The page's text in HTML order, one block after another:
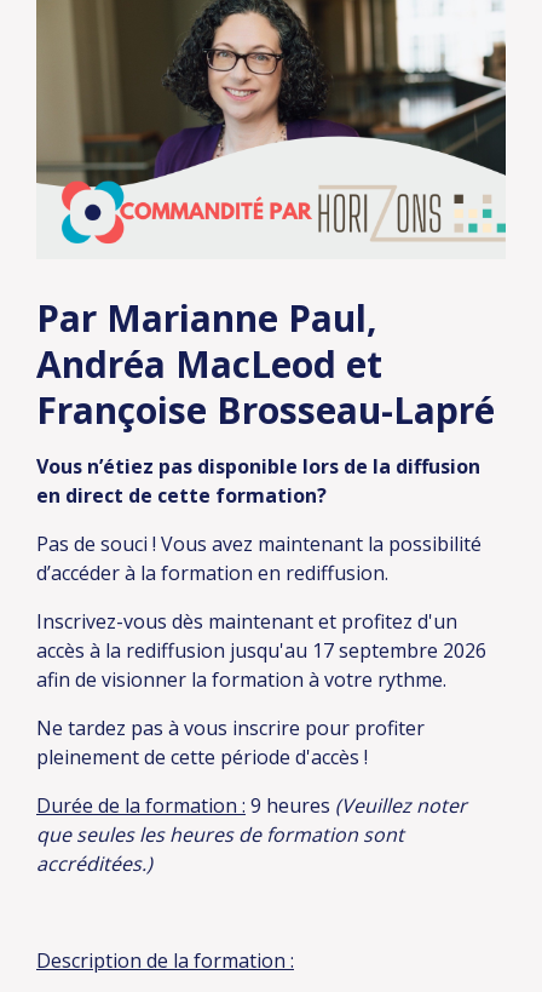
Par Marianne Paul,
Andréa MacLeod et
Françoise Brosseau-Lapré
Vous n’étiez pas disponible lors de la diffusion
en direct de cette formation?
Pas de souci ! Vous avez maintenant la possibilité
d’accéder à la formation en rediffusion.
Inscrivez-vous dès maintenant et profitez d'un
accès à la rediffusion jusqu'au 17 septembre 2026
afin de visionner la formation à votre rythme.
Ne tardez pas à vous inscrire pour profiter
pleinement de cette période d'accès !
Durée de la formation : 9 heures (Veuillez noter
que seules les heures de formation sont
accréditées.)
Description de la formation :